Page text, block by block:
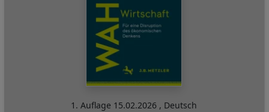
1. Auflage 15.02.2026 , Deutsch